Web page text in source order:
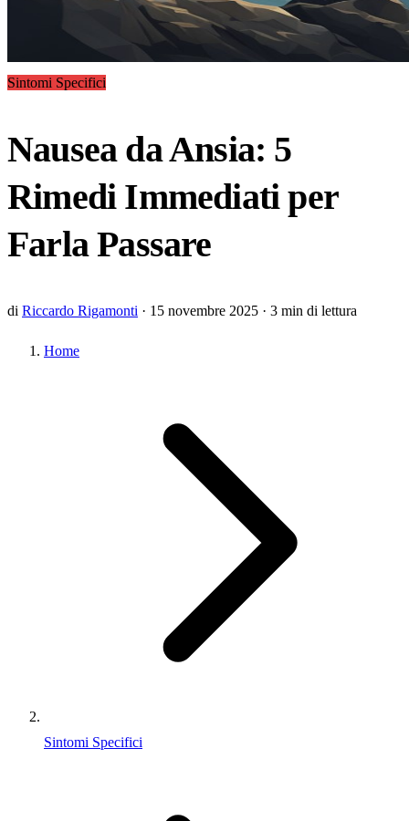
Sintomi Specifici
Nausea da Ansia: 5
Rimedi Immediati per
Farla Passare
di Riccardo Rigamonti · 15 novembre 2025 · 3 min di lettura
Home
Sintomi Specifici